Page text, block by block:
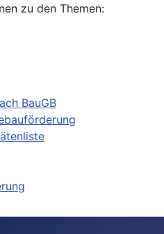
zu den Themen:
BauGB